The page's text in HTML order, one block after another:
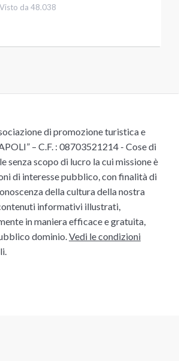
Visto da 48.038
di promozione turistica e
– C.F. : 08703521214 - Cose di
senza scopo di lucro la cui missione è
di interesse pubblico, con finalità di
della cultura della nostra
informativi illustrati,
in maniera efficace e gratuita,
dominio.Vedi le condizioni